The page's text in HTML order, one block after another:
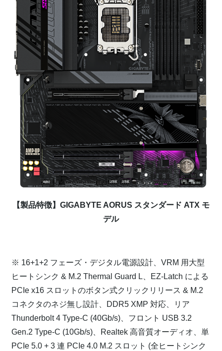
【製品特徴】GIGABYTE AORUS スタンダード ATX モ
デル
※ 16+1+2 フェーズ・デジタル電源設計、VRM 用大型
ヒートシンク & M.2 Thermal Guard L、EZ-Latch による
PCIe x16 スロットのボタン式クリックリリース & M.2
コネクタのネジ無し設計、DDR5 XMP 対応、リア
Thunderbolt 4 Type-C (40Gb/s)、フロント USB 3.2
Gen.2 Type-C (10Gb/s)、Realtek 高音質オーディオ、単
PCIe 5.0 + 3 連 PCIe 4.0 M.2 スロット (全ヒートシンク